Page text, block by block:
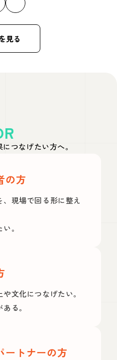
見る
つなげたい方へ。
の方
、現場で回る形に整え
。
文化につなげたい。
る。
ートナーの方